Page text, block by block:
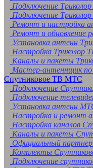
Подключение
Подключение
Ремонт и настройка
Ремонт и обновление
Установка антенн
Настройка Триколор
Каналы и пакеты
Мастер-антеннщик по
Спутниковое ТВ МТС
Подключение
Подключение
Установка антенн
Настройка и ремонт
Настройка каналов
Каналы и пакеты
Официальный
Комплекты
Подключение